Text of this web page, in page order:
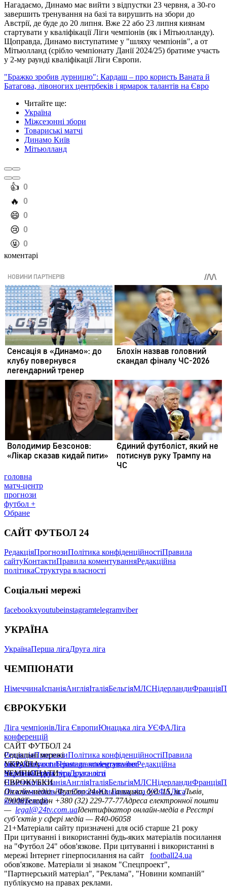
Нагадаємо, Динамо має вийти з відпустки 23 червня, а 30-го
завершить тренування на базі та вирушить на збори до
Австрії, де буде до 20 липня. Вже 22 або 23 липня киянам
стартувати у кваліфікації Ліги чемпіонів (як і Мітьюлланду).
Щоправда, Динамо виступатиме у "шляху чемпіонів", а от
Мітьюлланд (срібло чемпіонату Данії 2024/25) братиме участь
у 2-му раунді кваліфікації Ліги Європи.
"Бражко зробив дурницю": Кардаш – про користь Ваната й
Батагова, лівоногих центрбеків і ярмарок талантів на Євро
Читайте ще:
Україна
Міжсезонні збори
Товариські матчі
Динамо Київ
Мітьюлланд
️👍 0
️🔥 0
️😄 0
️😢 0
️🤬 0
коментарі
головна
матч-центр
прогнози
футбол +
Обране
САЙТ ФУТБОЛ 24
РедакціяПрогнозиПолітика конфіденційностіПравила
сайтуКонтактиПравила коментуванняРедакційна
політикаСтруктура власності
Соціальні мережі
facebookxyoutubeinstagramtelegramviber
УКРАЇНА
УкраїнаПерша лігаДруга ліга
ЧЕМПІОНАТИ
НімеччинаІспаніяАнгліяІталіяБельгіяМЛСНідерландиФранція
ЄВРОКУБКИ
Ліга чемпіонівЛіга ЄвропиЮнацька ліга УЄФАЛіга
конференцій
САЙТ ФУТБОЛ 24
РедакціяПрогнозиПолітика конфіденційностіПравила
сайтуКонтактиПравила коментуванняРедакційна
політикаСтруктура власності
Соціальні мережі
facebookxyoutubeinstagramtelegramviber
УКРАЇНА
УкраїнаПерша лігаДруга ліга
ЧЕМПІОНАТИ
НімеччинаІспаніяАнгліяІталіяБельгіяМЛСНідерландиФранція
ЄВРОКУБКИ
Ліга чемпіонівЛіга ЄвропиЮнацька ліга УЄФАЛіга
конференцій
Онлайн-медіа «Футбол 24»пл. Галицька, буд. 15, м. Львів,
79008Телефон +380 (32) 229-77-77Адреса електронної пошти
— legal@24tv.com.uaІдентифікатор онлайн-медіа в Реєстрі
суб’єктів у сфері медіа — R40-06058
21+Матеріали сайту призначені для осіб старше 21 року
При цитуванні і використанні будь-яких матеріалів посилання
на "Футбол 24" обов'язкове. При цитуванні і використанні в
мережі Інтернет гіперпосилання на сайт
football24.ua
обов'язкове. Матеріали зі знаком "Спецпроект",
"Партнерський матеріал", "Реклама", "Новини компаній"
публікуємо на правах реклами.